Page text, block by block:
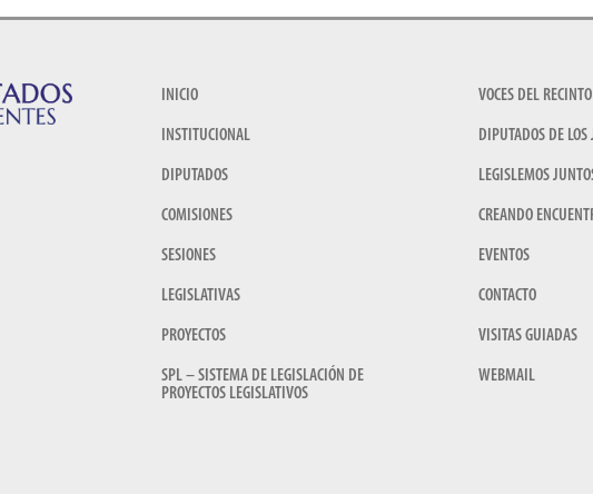
INICIO
INSTITUCIONAL
DIPUTADOS
COMISIONES
SESIONES
LEGISLATIVAS
PROYECTOS
SPL – SISTEMA DE LEGISLACIÓN DE
PROYECTOS LEGISLATIVOS
VOCES DEL RECINTO
DIPUTADOS DE LOS
LEGISLEMOS
CREANDO
EVENTOS
CONTACTO
VISITAS GUIADAS
WEBMAIL